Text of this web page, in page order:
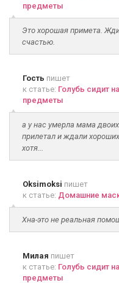
предметы
Это хорошая примета.
счастью.
Гость пишет
к статье: Голубь сидит
предметы
а у нас умерла мама
прилетал и ждали
хотя...
Oksimoksi пишет
к статье: Домашние
Хна-это не реальная
Милая пишет
к статье: Голубь сидит
предметы